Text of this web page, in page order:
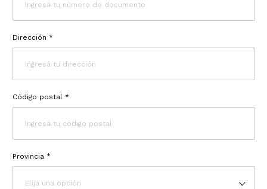
Dirección *
Código postal *
Provincia *
Elija una opción